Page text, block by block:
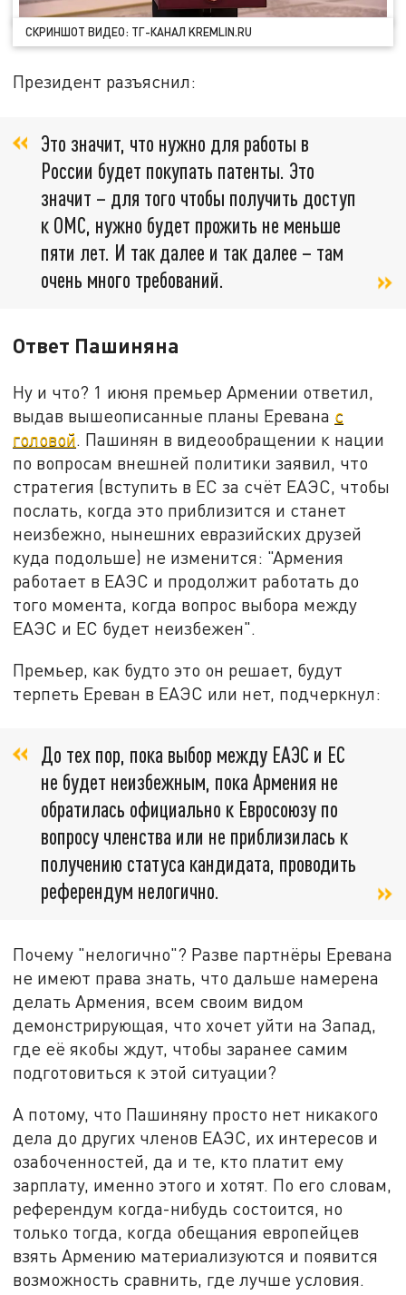
СКРИНШОТ ВИДЕО: ТГ-КАНАЛ KREMLIN.RU
Президент разъяснил:
Это значит, что нужно для работы в
России будет покупать патенты. Это
значит – для того чтобы получить доступ
к ОМС, нужно будет прожить не меньше
пяти лет. И так далее и так далее – там
очень много требований.
Ответ Пашиняна
Ну и что? 1 июня премьер Армении ответил,
выдав вышеописанные планы Еревана с
головой. Пашинян в видеообращении к нации
по вопросам внешней политики заявил, что
стратегия (вступить в ЕС за счёт ЕАЭС, чтобы
послать, когда это приблизится и станет
неизбежно, нынешних евразийских друзей
куда подольше) не изменится: "Армения
работает в ЕАЭС и продолжит работать до
того момента, когда вопрос выбора между
ЕАЭС и ЕС будет неизбежен".
Премьер, как будто это он решает, будут
терпеть Ереван в ЕАЭС или нет, подчеркнул:
До тех пор, пока выбор между ЕАЭС и ЕС
не будет неизбежным, пока Армения не
обратилась официально к Евросоюзу по
вопросу членства или не приблизилась к
получению статуса кандидата, проводить
референдум нелогично.
Почему "нелогично"? Разве партнёры Еревана
не имеют права знать, что дальше намерена
делать Армения, всем своим видом
демонстрирующая, что хочет уйти на Запад,
где её якобы ждут, чтобы заранее самим
подготовиться к этой ситуации?
А потому, что Пашиняну просто нет никакого
дела до других членов ЕАЭС, их интересов и
озабоченностей, да и те, кто платит ему
зарплату, именно этого и хотят. По его словам,
референдум когда-нибудь состоится, но
только тогда, когда обещания европейцев
взять Армению материализуются и появится
возможность сравнить, где лучше условия.